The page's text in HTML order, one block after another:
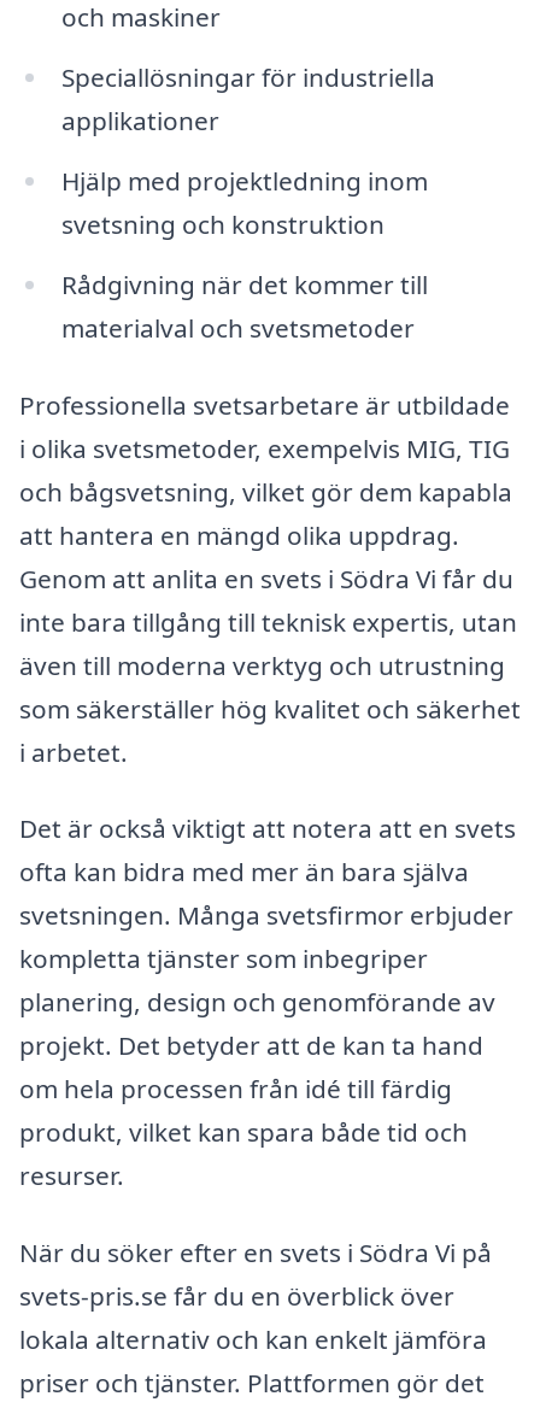
och maskiner
Speciallösningar för industriella
applikationer
Hjälp med projektledning inom
svetsning och konstruktion
Rådgivning när det kommer till
materialval och svetsmetoder
Professionella svetsarbetare är utbildade
i olika svetsmetoder, exempelvis MIG, TIG
och bågsvetsning, vilket gör dem kapabla
att hantera en mängd olika uppdrag.
Genom att anlita en svets i Södra Vi får du
inte bara tillgång till teknisk expertis, utan
även till moderna verktyg och utrustning
som säkerställer hög kvalitet och säkerhet
i arbetet.
Det är också viktigt att notera att en svets
ofta kan bidra med mer än bara själva
svetsningen. Många svetsfirmor erbjuder
kompletta tjänster som inbegriper
planering, design och genomförande av
projekt. Det betyder att de kan ta hand
om hela processen från idé till färdig
produkt, vilket kan spara både tid och
resurser.
När du söker efter en svets i Södra Vi på
svets-pris.se får du en överblick över
lokala alternativ och kan enkelt jämföra
priser och tjänster. Plattformen gör det